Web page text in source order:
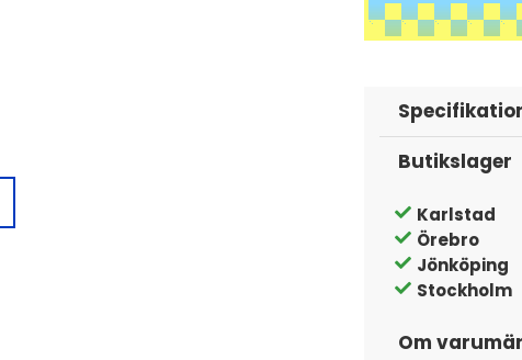
det mesta i ett mindre till
Butikslager
Karlstad
Örebro
Jönköping
Stockholm
Om